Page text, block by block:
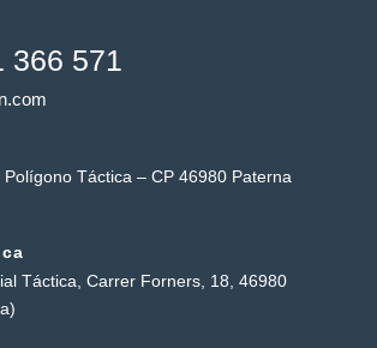
366 571
Polígono Táctica – CP 46980 Paterna
Táctica, Carrer Forners, 18, 46980